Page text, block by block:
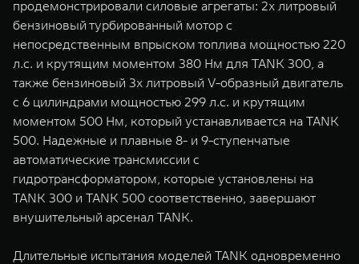
продемонстрировали силовые агрегаты: 2х литровый
бензиновый турбированный мотор с
непосредственным впрыском топлива мощностью 220
л.с. и крутящим моментом 380 Нм для TANK 300, а
также бензиновый 3х литровый V-образный двигатель
с 6 цилиндрами мощностью 299 л.с. и крутящим
моментом 500 Нм, который устанавливается на TANK
500. Надежные и плавные 8- и 9-ступенчатые
автоматические трансмиссии с
гидротрансформатором, которые установлены на
TANK 300 и TANK 500 соответственно, завершают
внушительный арсенал TANK.
Длительные испытания моделей TANK одновременно